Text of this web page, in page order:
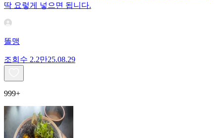
딱 요렇게 넣으면 됩니다.
똘맹
조회수 2.2만25.08.29
999+